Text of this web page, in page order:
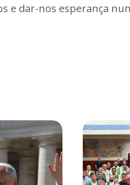
e dar-nos esperança